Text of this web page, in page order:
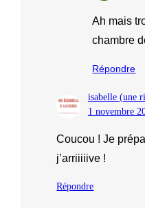
Ah mais
chambre
Répondre
isabelle (une
1 novembre
Coucou ! Je
j’arriiiiive !
Répondre